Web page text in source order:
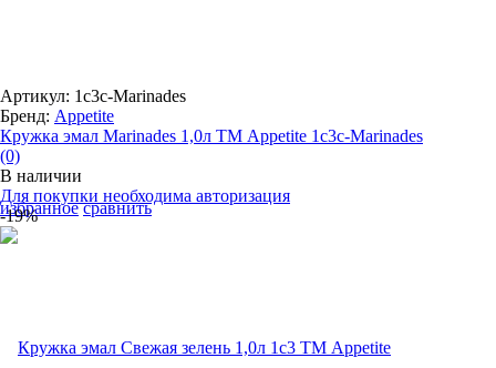
избранное сравнить
Артикул: 1с3с-Marinades
Бренд: Appetite
Кружка эмал Marinades 1,0л ТМ Appetite 1с3с-Marinades
(0)
В наличии
Для покупки необходима авторизация
-19%